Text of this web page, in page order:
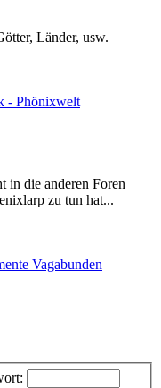
Länder, usw.
- Phönixwelt
in die anderen Foren
zu tun hat...
Vagabunden